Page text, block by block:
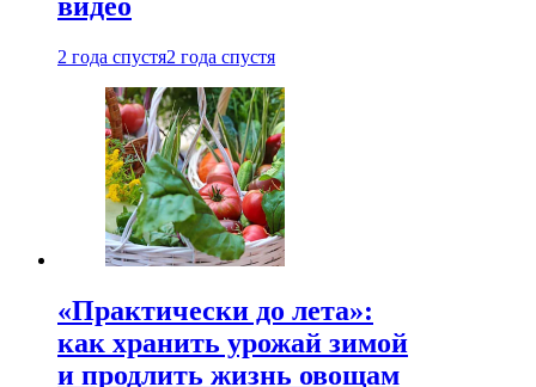
2 года спустя2 года спустя
«Практически до лета»:
как хранить урожай зимой
и продлить жизнь овощам